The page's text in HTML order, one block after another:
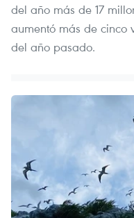
del año más de 17
aumentó más de cinco
del año pasado.